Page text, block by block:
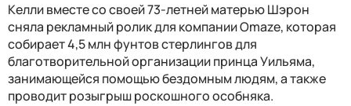
Келли вместе со своей 73-летней матерью Шэрон
сняла рекламный ролик для компании Omaze, которая
собирает 4,5 млн фунтов стерлингов для
благотворительной организации принца Уильяма,
занимающейся помощью бездомным людям, а также
проводит розыгрыш роскошного особняка.